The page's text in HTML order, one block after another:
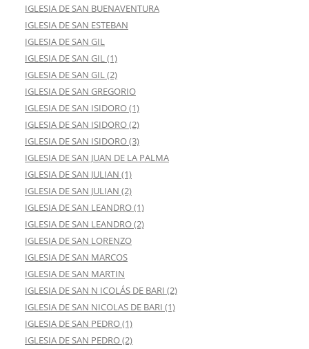
IGLESIA DE SAN BUENAVENTURA
IGLESIA DE SAN ESTEBAN
IGLESIA DE SAN GIL
IGLESIA DE SAN GIL (1)
IGLESIA DE SAN GIL (2)
IGLESIA DE SAN GREGORIO
IGLESIA DE SAN ISIDORO (1)
IGLESIA DE SAN ISIDORO (2)
IGLESIA DE SAN ISIDORO (3)
IGLESIA DE SAN JUAN DE LA PALMA
IGLESIA DE SAN JULIAN (1)
IGLESIA DE SAN JULIAN (2)
IGLESIA DE SAN LEANDRO (1)
IGLESIA DE SAN LEANDRO (2)
IGLESIA DE SAN LORENZO
IGLESIA DE SAN MARCOS
IGLESIA DE SAN MARTIN
IGLESIA DE SAN N ICOLÁS DE BARI (2)
IGLESIA DE SAN NICOLAS DE BARI (1)
IGLESIA DE SAN PEDRO (1)
IGLESIA DE SAN PEDRO (2)